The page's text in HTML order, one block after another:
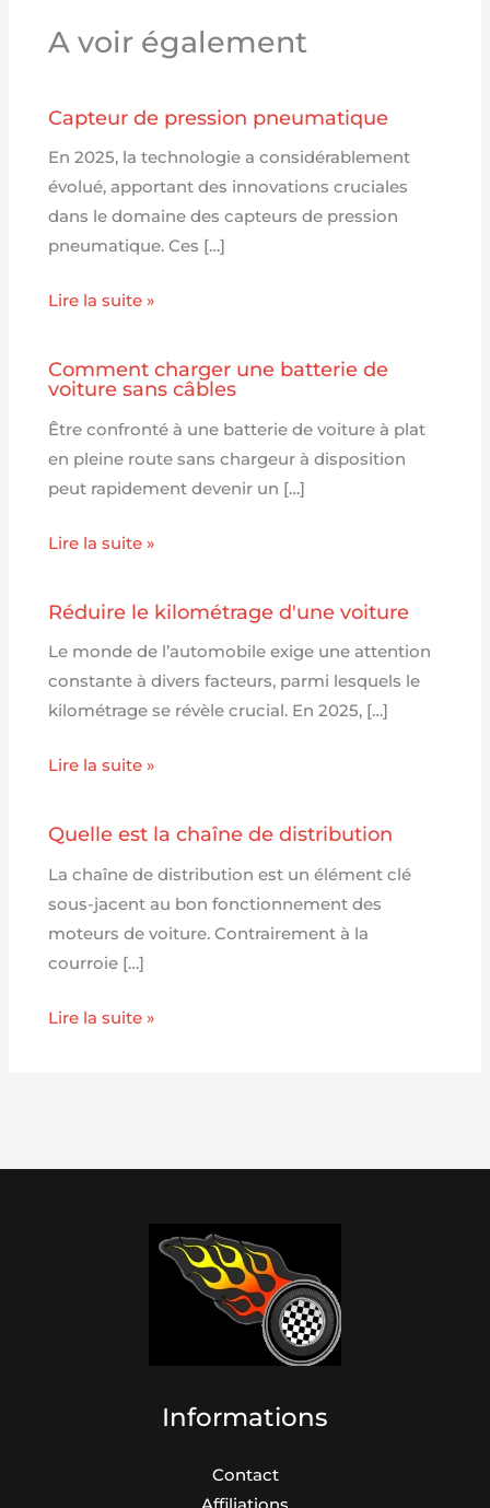
A voir également
Capteur de pression pneumatique
En 2025, la technologie a considérablement
évolué, apportant des innovations cruciales
dans le domaine des capteurs de pression
pneumatique. Ces […]
Lire la suite »
Comment charger une batterie de
voiture sans câbles
Être confronté à une batterie de voiture à plat
en pleine route sans chargeur à disposition
peut rapidement devenir un […]
Lire la suite »
Réduire le kilométrage d'une voiture
Le monde de l’automobile exige une attention
constante à divers facteurs, parmi lesquels le
kilométrage se révèle crucial. En 2025, […]
Lire la suite »
Quelle est la chaîne de distribution
La chaîne de distribution est un élément clé
sous-jacent au bon fonctionnement des
moteurs de voiture. Contrairement à la
courroie […]
Lire la suite »
Informations
Contact